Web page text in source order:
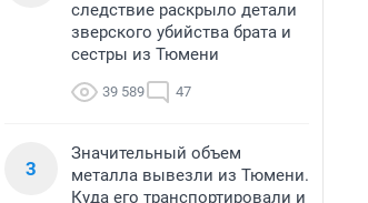
следствие раскрыло детали
зверского убийства брата и
сестры из Тюмени
39 589 47
3
Значительный объем
металла вывезли из Тюмени.
Куда его транспортировали и